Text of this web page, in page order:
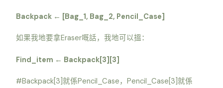
Backpack ← [Bag_1, Bag_2, Pencil_Case]
如果我地要拿Eraser嘅話，我地可以搵：
Find_item ← Backpack[3][3]
#Backpack[3]就係Pencil_Case， Pencil_Case[3]就係